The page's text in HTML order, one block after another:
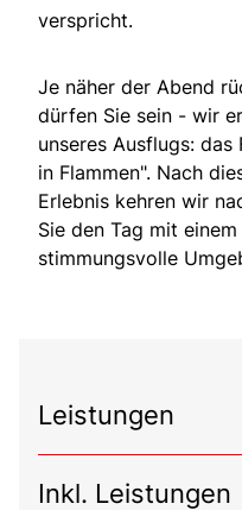
verspricht.
Je näher der Abend
dürfen Sie sein - wir
unseres Ausflugs:
in Flammen". Nach
Erlebnis kehren wir
Sie den Tag mit
stimmungsvolle
Leistungen
Inkl. Leistungen